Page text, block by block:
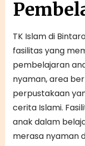
TK Islam di
fasilitas yang
pembelajaran
nyaman, area
perpustakaan
cerita Islami.
anak dalam
merasa nyaman